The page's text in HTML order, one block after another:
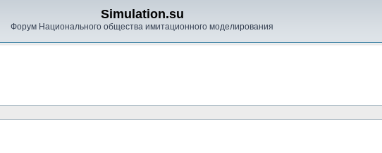
Simulation.su
Форум Национального общества имитационного моделирования